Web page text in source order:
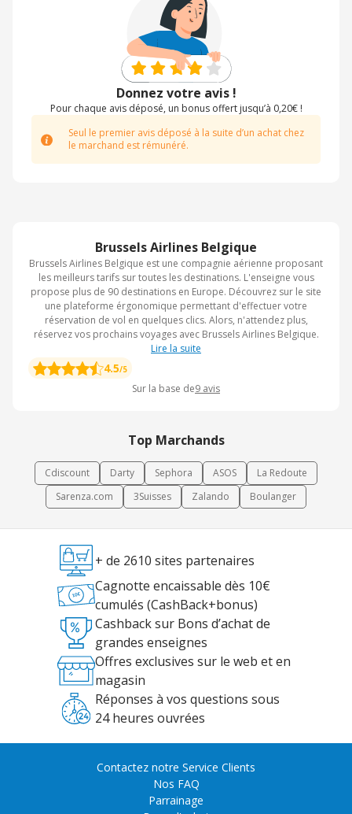
Brussels Airlines Belgique
Brussels Airlines Belgique est une compagnie aérienne proposant
les meilleurs tarifs sur toutes les destinations. L'enseigne vous
propose plus de 90 destinations en Europe. Découvrez sur le site
une plateforme érgonomique permettant d'effectuer votre
réservation de vol en quelques clics. Alors, n'attendez plus,
réservez vos prochains voyages avec Brussels Airlines Belgique.
Lire la suite
4.5/5
Sur la base de9 avis
Top Marchands
Cdiscount Darty Sephora ASOS
La Redoute
Sarenza.com
3Suisses Zalando Boulanger
Donnez votre avis !
Pour chaque avis déposé, un bonus offert jusqu’à 0,20€ !
Seul le premier avis déposé à la suite d’un achat chez
le marchand est rémunéré.
+ de 2610 sites partenaires
Cagnotte encaissable dès 10€
cumulés (CashBack+bonus)
Cashback sur Bons d’achat de
grandes enseignes
Offres exclusives sur le web et en
magasin
Réponses à vos questions sous
24 heures ouvrées
Contactez notre Service Clients
Nos FAQ
Parrainage